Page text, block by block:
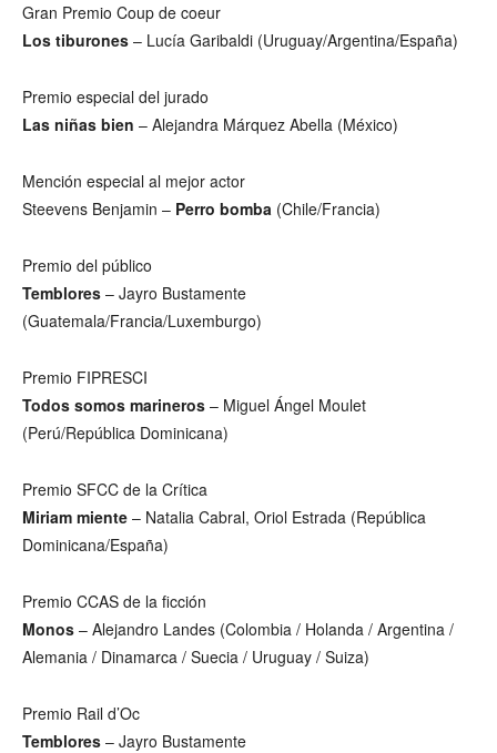
Gran Premio Coup de coeur
Los tiburones – Lucía Garibaldi (Uruguay/Argentina/España)
Premio especial del jurado
Las niñas bien – Alejandra Márquez Abella (México)
Mención especial al mejor actor
Steevens Benjamin – Perro bomba (Chile/Francia)
Premio del público
Temblores – Jayro Bustamente
(Guatemala/Francia/Luxemburgo)
Premio FIPRESCI
Todos somos marineros – Miguel Ángel Moulet
(Perú/República Dominicana)
Premio SFCC de la Crítica
Miriam miente – Natalia Cabral, Oriol Estrada (República
Dominicana/España)
Premio CCAS de la ficción
Monos – Alejandro Landes (Colombia / Holanda / Argentina /
Alemania / Dinamarca / Suecia / Uruguay / Suiza)
Premio Rail d’Oc
Temblores – Jayro Bustamente